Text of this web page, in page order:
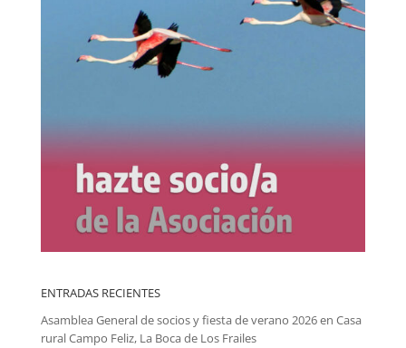
ENTRADAS RECIENTES
Asamblea General de socios y fiesta de verano 2026 en Casa
rural Campo Feliz, La Boca de Los Frailes